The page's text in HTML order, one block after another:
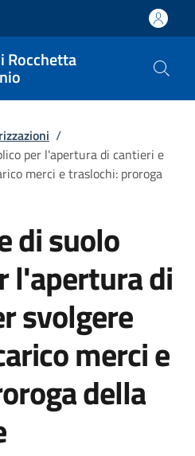
Rocchetta
/
per l'apertura di cantieri e
merci e traslochi: proroga
di suolo
l'apertura di
svolgere
merci e
della